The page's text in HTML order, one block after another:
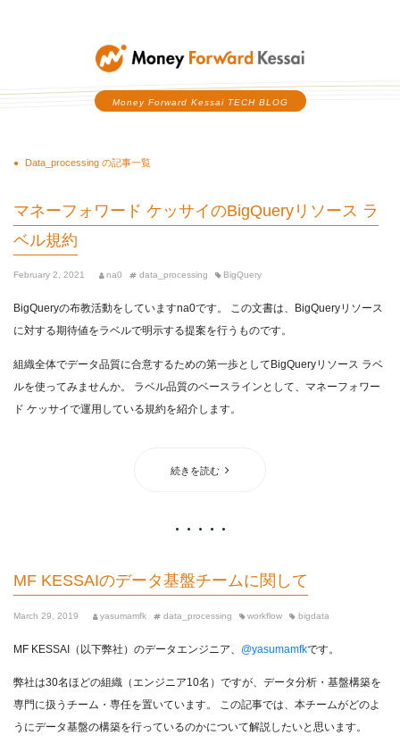
Money Forward Kessai
Money Forward Kessai TECH BLOG
Data_processing の記事一覧
マネーフォワード ケッサイのBigQueryリソース ラ
ベル規約
February 2, 2021 na0 data_processing BigQuery
BigQueryの布教活動をしていますna0です。 この文書は、BigQueryリソース
に対する期待値をラベルで明示する提案を行うものです。
組織全体でデータ品質に合意するための第一歩としてBigQueryリソース ラベ
ルを使ってみませんか。 ラベル品質のベースラインとして、マネーフォワー
ド ケッサイで運用している規約を紹介します。
続きを読む
MF KESSAIのデータ基盤チームに関して
March 29, 2019 yasumamfk data_processing workflow bigdata
MF KESSAI（以下弊社）のデータエンジニア、 @yasumamfkです。
弊社は30名ほどの組織（エンジニア10名）ですが、データ分析・基盤構築を
専門に扱うチーム・専任を置いています。 この記事では、本チームがどのよ
うにデータ基盤の構築を行っているのかについて解説したいと思います。